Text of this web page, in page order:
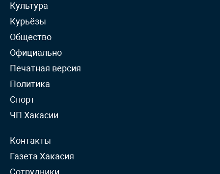
Культура
Курьёзы
Общество
Официально
Печатная версия
Политика
Спорт
ЧП Хакасии
Контакты
Газета Хакасия
Сотрудники